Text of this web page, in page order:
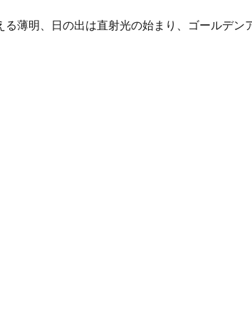
薄明、日の出は直射光の始まり、ゴールデ